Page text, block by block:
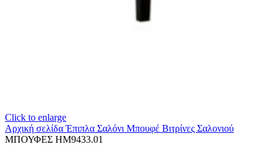
Click to enlarge
Αρχική σελίδαΈπιπλα Σαλόνι Μπουφέ Βιτρίνες Σαλονιού
ΜΠΟΥΦΕΣ HM9433.01